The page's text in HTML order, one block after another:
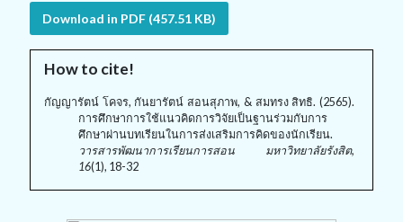
Download in PDF (457.51 KB)
How to cite!
กัญญารัตน์ โคจร, กันยารัตน์ สอนสุภาพ, & สมทรง สิทธิ. (2565).
การศึกษาการใช้แนวคิดการวิจัยเป็นฐานร่วมกับการ
ศึกษาผ่านบทเรียนในการส่งเสริมการคิดของนักเรียน.
วารสารพัฒนาการเรียนการสอน มหาวิทยาลัยรังสิต,
16(1), 18-32